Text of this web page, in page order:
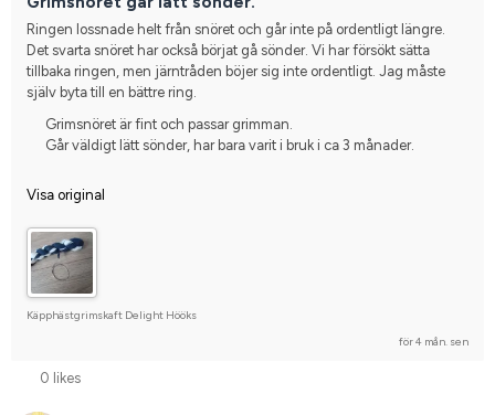
Ringen lossnade helt från snöret och går inte på ordentligt längre.
Det svarta snöret har också börjat gå sönder. Vi har försökt sätta
tillbaka ringen, men järntråden böjer sig inte ordentligt. Jag måste
själv byta till en bättre ring.
Grimsnöret är fint och passar grimman.
Går väldigt lätt sönder, har bara varit i bruk i ca 3 månader.
Visa original
Käpphästgrimskaft Delight Hööks
för 4 mån. sen
0 likes